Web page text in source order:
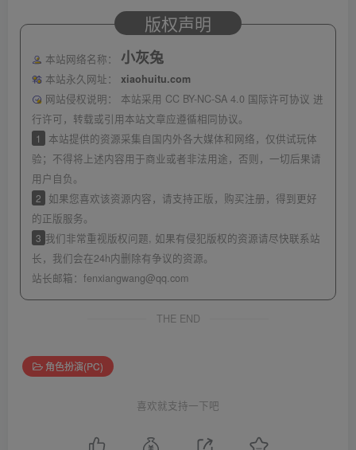
版权声明
本站网络名称： 小灰兔
本站永久网址：
xiaohuitu.com
网站侵权说明：
本站采用 CC BY-NC-SA 4.0 国际许可协议 进
行许可，转载或引用本站文章应遵循相同协议。
1
本站提供的资源采集自国内外各大媒体和网络，仅供试玩体
验；不得将上述内容用于商业或者非法用途，否则，一切后果请
用户自负。
2
如果您喜欢该资源内容，请支持正版，购买注册，得到更好
的正版服务。
3 我们非常重视版权问题, 如果有侵犯版权的资源请尽快联系站
长，我们会在24h内删除有争议的资源。
站长邮箱： fenxiangwang@qq.com
THE END
角色扮演(PC)
喜欢就支持一下吧